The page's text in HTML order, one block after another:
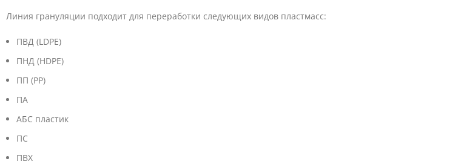
Линия грануляции подходит для переработки следующих видов пластмасс:
ПВД (LDPE)
ПНД (HDPE)
ПП (PP)
ПА
АБС пластик
ПС
ПВХ